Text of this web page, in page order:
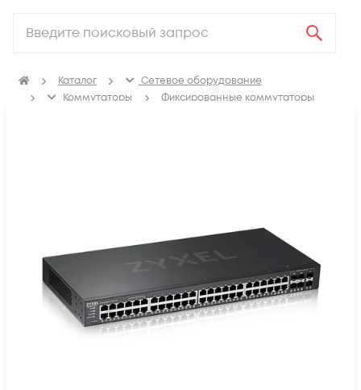
Каталог
Сетевое оборудование
Коммутаторы
Фиксированные коммутаторы